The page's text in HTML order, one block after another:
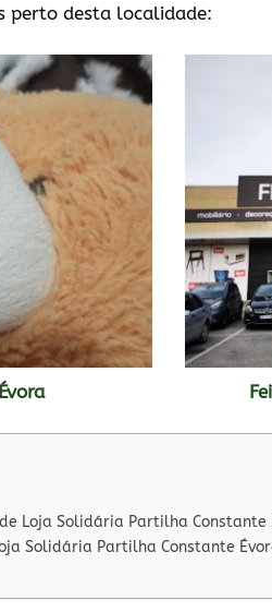
perto desta localidade:
Loja Solidária Partilha Constante
Solidária Partilha Constante